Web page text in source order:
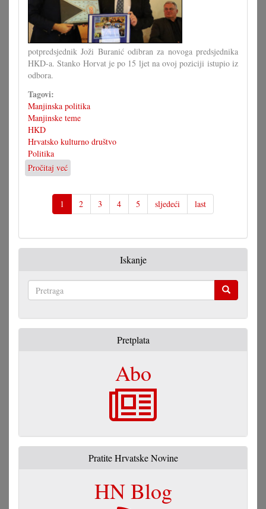
potpredsjednik Joži Buranić odibran za novoga predsjednika
HKD-a. Stanko Horvat je po 15 ljet na ovoj poziciji istupio iz
odbora.
Tagovi:
Manjinska politika
Manjinske teme
HKD
Hrvatsko kulturno društvo
Politika
Pročitaj već
Buranić
preuzeo
Horvata
1 2 3 4 5 sljedeći last
Iskanje
Pretplata
Abo
Pratite Hrvatske Novine
HN Blog